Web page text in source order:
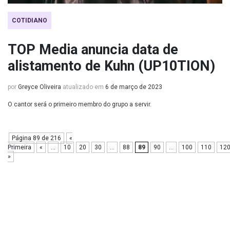
COTIDIANO
TOP Media anuncia data de
alistamento de Kuhn (UP10TION)
por Greyce Oliveira atualizado em 6 de março de 2023
O cantor será o primeiro membro do grupo a servir.
Página 89 de 216
«
Primeira
« ... 10 20 30 ... 88 89 90 ... 100 110
120
»